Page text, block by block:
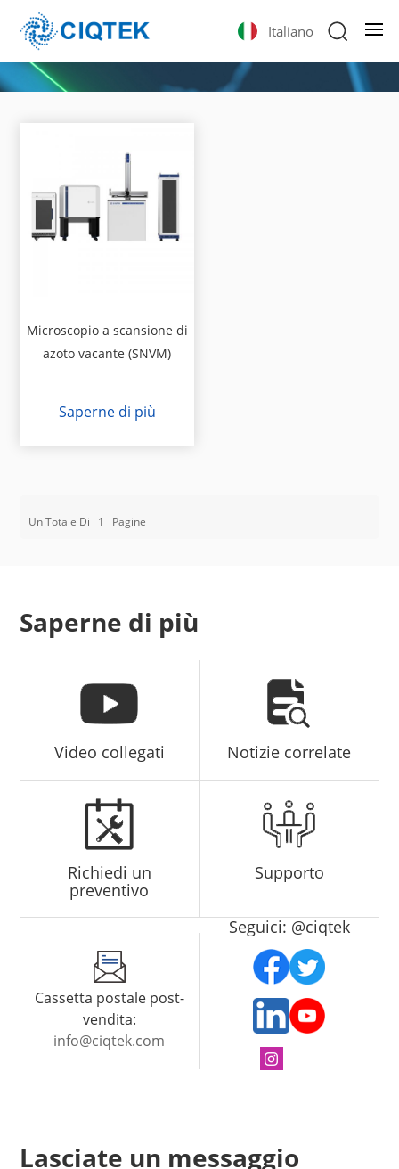
Italiano
Microscopio a scansione di
azoto vacante (SNVM)
Saperne di più
Un Totale Di 1 Pagine
Saperne di più
Video collegati Notizie correlate
Richiedi un
preventivo
Supporto
Cassetta postale post-
vendita:
info@ciqtek.com
Seguici: @ciqtek
Lasciate un messaggio